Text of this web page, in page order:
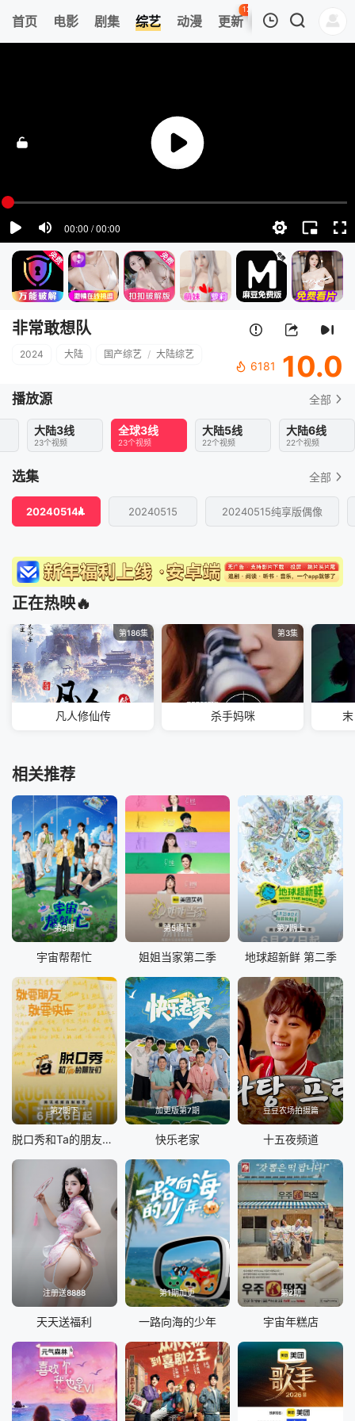
首页 电影 剧集 综艺 动漫 更新
128
热榜 APP
清空
非常敢想队
2024 大陆 国产综艺 / 大陆综艺
6181 10.0
播放源 全部
大陆3线
23个视频
全球3线
23个视频
大陆5线
22个视频
大陆6线
22个视频
选集 全部
20240514 20240515 20240515纯享版偶像
正在热映🔥
第186集
凡人修仙传
第3集
杀手妈咪
相关推荐
第3期
宇宙帮帮忙
第5期下
姐姐当家第二季
第7期上
地球超新鲜 第二季
第7期下
脱口秀和Ta的朋友们 第三季
加更版第7期
快乐老家
豆豆农场拍摄篇
十五夜频道
注册送8888
天天送福利
第1期加更
一路向海的少年
第2期
宇宙年糕店